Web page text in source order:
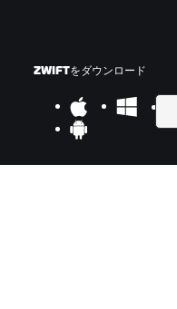
ZWIFTをダウンロード